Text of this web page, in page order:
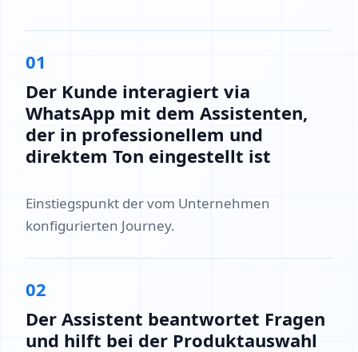
01
Der Kunde interagiert via
WhatsApp mit dem Assistenten,
der in professionellem und
direktem Ton eingestellt ist
Einstiegspunkt der vom Unternehmen
konfigurierten Journey.
02
Der Assistent beantwortet Fragen
und hilft bei der Produktauswahl